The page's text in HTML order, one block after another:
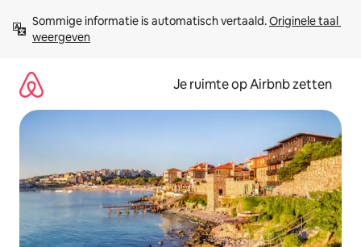
direct
naar
Sommige informatie is automatisch vertaald. Originele taal
weergeven
Je ruimte op Airbnb zetten